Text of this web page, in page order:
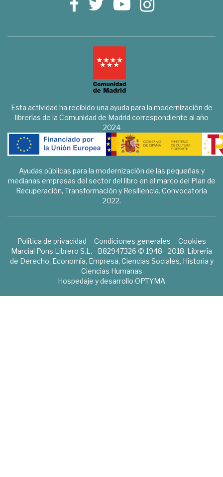
Esta actividad ha recibido una ayuda para la modernización de
librerías de la Comunidad de Madrid correspondiente al año
2024
Ayudas públicas para la modernización de las pequeñas y
medianas empresas del sector del libro en el marco del Plan de
Recuperación, Transformación y Resiliencia. Convocatoria
2022.
Política de privacidad Condiciones generales
Cookies
Marcial Pons Librero S.L. - B82947326 © 1948 - 2018. Librería
de Derecho, Economía, Empresa, Ciencias Sociales, Historia y
Ciencias Humanas
Hospedaje y desarrollo OPTYMA